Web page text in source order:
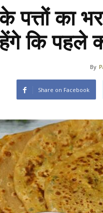
पत्तों का
कि पहले
By
Share on Facebook